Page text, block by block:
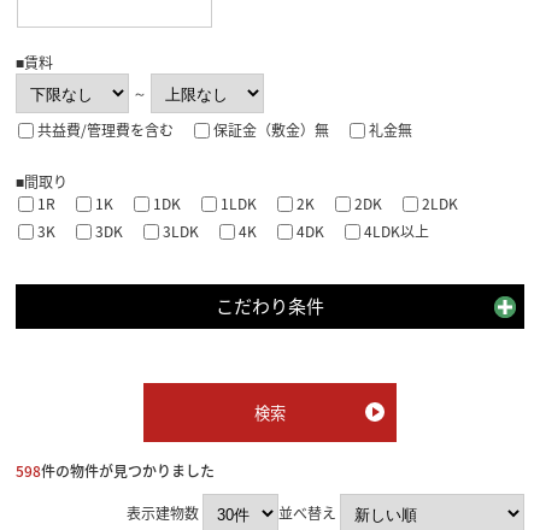
■賃料
～
共益費/管理費を含む
保証金（敷金）無 礼金無
■間取り
1R
1K 1DK 1LDK 2K 2DK
2LDK
3K
3DK 3LDK 4K 4DK 4LDK以上
こだわり条件
598件の物件が見つかりました
並べ替え
表示建物数